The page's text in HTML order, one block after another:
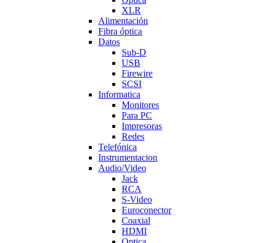
XLR
Alimentación
Fibra óptica
Datos
Sub-D
USB
Firewire
SCSI
Informatica
Monitores
Para PC
Impresoras
Redes
Telefónica
Instrumentacion
Audio/Video
Jack
RCA
S-Video
Euroconector
Coaxial
HDMI